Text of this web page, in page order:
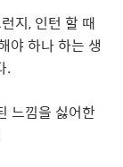
지, 인턴 할 때
야 하나 하는 생
.
느낌을 싫어한